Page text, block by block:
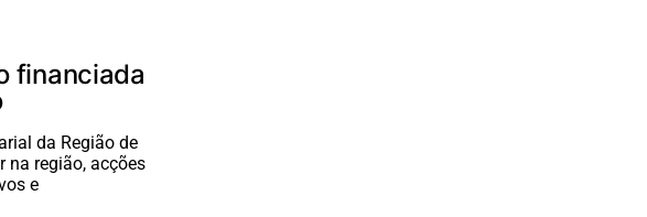
financiada
da Região de
na região, acções
e